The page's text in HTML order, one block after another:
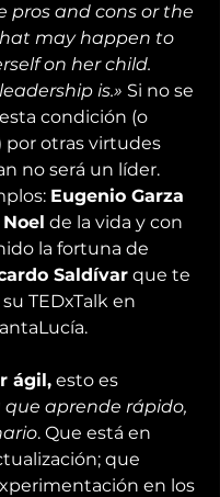
pros and cons or the
may happen to
on her child.
is.» Si no se
condición (o
por otras virtudes
no será un líder.
Eugenio Garza
de la vida y con
la fortuna de
Saldívar que te
TEDxTalk en
.
ágil, esto es
que aprende rápido,
. Que está en
que
en los